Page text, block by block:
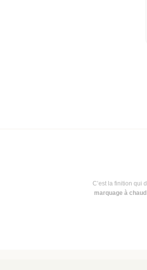
C’est la finition qui
marquage à chaud